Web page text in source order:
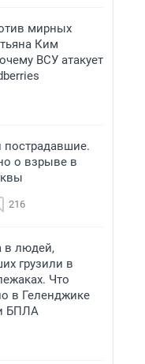
мирных
Ким
ВСУ атакует
о взрыве в
216
в людей,
грузили в
Что
в Геленджике
БПЛА